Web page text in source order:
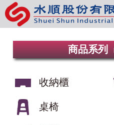
商品系列
收納櫃
桌椅